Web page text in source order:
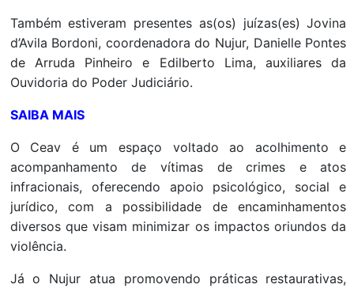
Também estiveram presentes as(os) juízas(es) Jovina
d’Avila Bordoni, coordenadora do Nujur, Danielle Pontes
de Arruda Pinheiro e Edilberto Lima, auxiliares da
Ouvidoria do Poder Judiciário.
SAIBA MAIS
O Ceav é um espaço voltado ao acolhimento e
acompanhamento de vítimas de crimes e atos
infracionais, oferecendo apoio psicológico, social e
jurídico, com a possibilidade de encaminhamentos
diversos que visam minimizar os impactos oriundos da
violência.
Já o Nujur atua promovendo práticas restaurativas,